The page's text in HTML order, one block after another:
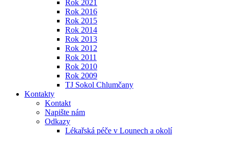
Rok 2021
Rok 2016
Rok 2015
Rok 2014
Rok 2013
Rok 2012
Rok 2011
Rok 2010
Rok 2009
TJ Sokol Chlumčany
Kontakty
Kontakt
Napište nám
Odkazy
Lékařská péče v Lounech a okolí